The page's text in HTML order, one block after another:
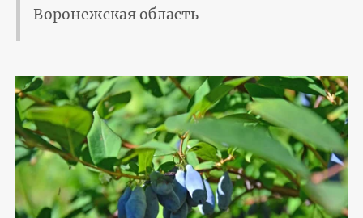
Воронежская область